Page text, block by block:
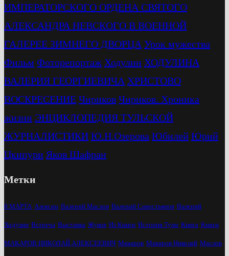
ИМПЕРАТОРСКОГО ОРДЕНА СВЯТОГО
АЛЕКСАНДРА НЕВСКОГО В ВОЕННОЙ
ГАЛЕРЕЕ ЗИМНЕГО ДВОРЦА Урок мужества
Фильм Фоторепортаж Ходулин ХОДУЛИНА
ВАЛЕРИЯ ГЕОРГИЕВИЧА ХРИСТОВО
ВОСКРЕСЕНИЕ Чириков Чириков. Хроника
жизни ЭНЦИКЛОПЕДИЯ ТУЛЬСКОЙ
ЖУРНАЛИСТИКИ Ю.Н.Озерова Юбилей Юрий
Цкипури Яков Шафран
Метки
8 МАРТА Алексин Валерий Маслов Валерий Савостьянов Валерий
Ходулин Встреча Выставка Жуков Из Книги История Тулы Книга Книги
МАКАРОВ НИКОЛАЙ АЛЕКСЕЕВИЧ Макаров Макаров Николай Маслов